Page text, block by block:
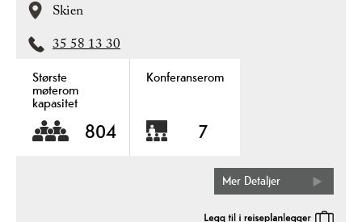
Skien
35 58 13 30
Største
møterom
kapasitet
804
Konferanserom
7
Mer Detaljer